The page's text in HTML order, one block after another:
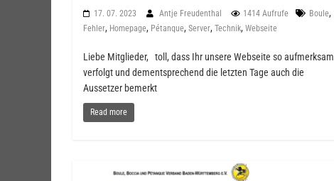
17. 07. 2023 Antje Freudenthal 1414 Aufrufe Boule,
Fehler, Homepage, Pétanque, Server, Technik, Webseite
Liebe Mitglieder, toll, dass Ihr unsere Webseite so aufmerksam
verfolgt und dementsprechend die letzten Tage auch die
Aussetzer bemerkt
Read more